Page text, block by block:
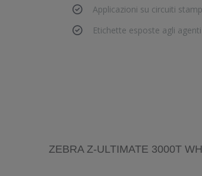
Applicazioni su circuiti
Etichette esposte agli
ZEBRA Z-ULTIMATE 3000T